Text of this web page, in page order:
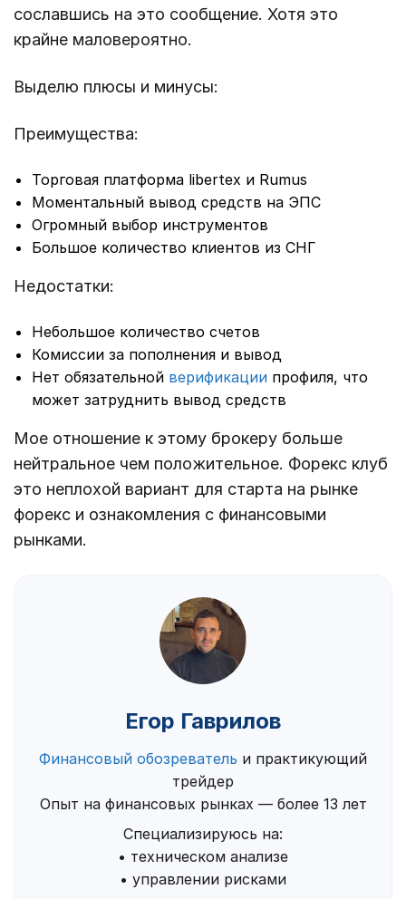
сославшись на это сообщение. Хотя это
крайне маловероятно.
Выделю плюсы и минусы:
Преимущества:
Торговая платформа libertex и Rumus
Моментальный вывод средств на ЭПС
Огромный выбор инструментов
Большое количество клиентов из СНГ
Недостатки:
Небольшое количество счетов
Комиссии за пополнения и вывод
Нет обязательной верификации профиля, что
может затруднить вывод средств
Мое отношение к этому брокеру больше
нейтральное чем положительное. Форекс клуб
это неплохой вариант для старта на рынке
форекс и ознакомления с финансовыми
рынками.
Егор Гаврилов
Финансовый обозреватель и практикующий
трейдер
Опыт на финансовых рынках — более 13 лет
Специализируюсь на:
• техническом анализе
• управлении рисками